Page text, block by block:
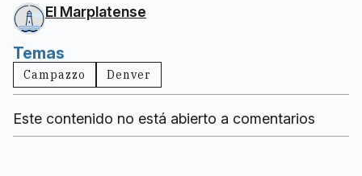
El Marplatense
Temas
Campazzo Denver
Este contenido no está abierto a comentarios